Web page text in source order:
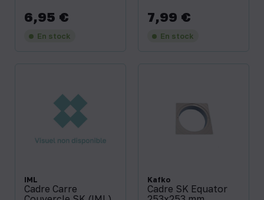
Prix
6,95 €
En stock
Prix
7,99 €
En stock
IML
Cadre Carre
Kafko
Cadre SK Equator